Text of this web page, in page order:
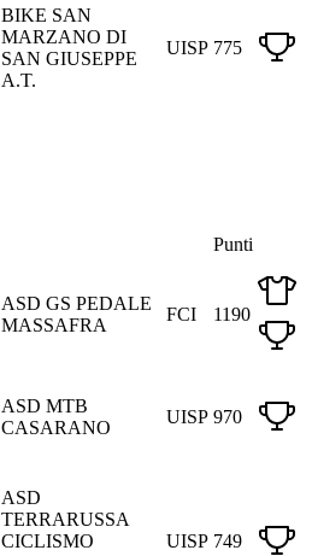
BIKE SAN
MARZANO DI
SAN GIUSEPPE
A.T.
UISP 775
Punti
ASD GS PEDALE
MASSAFRA
FCI 1190
ASD MTB
CASARANO
UISP 970
ASD
TERRARUSSA
CICLISMO
UISP 749